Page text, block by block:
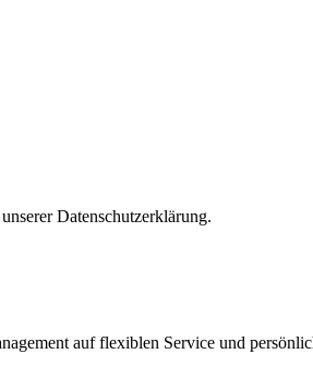
Datenschutzerklärung.
auf flexiblen Service und